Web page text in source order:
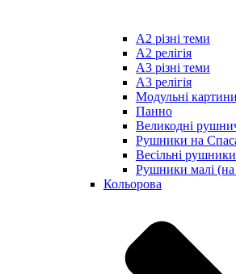
А2 різні теми
А2 релігія
А3 різні теми
А3 релігія
Модульні картини
Панно
Великодні
Рушники на
Весільні рушники
Рушники малі (на
Кольорова